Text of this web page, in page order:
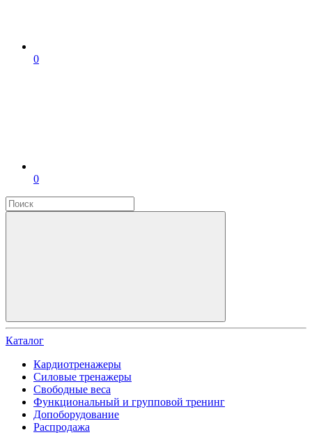
0
0
Каталог
Кардиотренажеры
Силовые тренажеры
Свободные веса
Функциональный и групповой тренинг
Допоборудование
Распродажа